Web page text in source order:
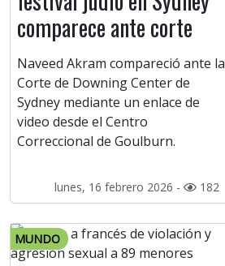
comparece ante corte
Naveed Akram compareció ante la
Corte de Downing Center de
Sydney mediante un enlace de
video desde el Centro
Correccional de Goulburn.
lunes, 16 febrero 2026 - 182
MUNDO